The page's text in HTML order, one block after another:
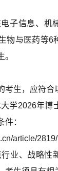
子信息、机
物与医药等6
生，应符合
2026年博
：
article/
业、战略性